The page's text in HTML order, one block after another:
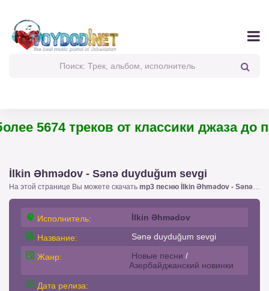
5674 треков от классики джаза до
İlkin Əhmədov - Sənə duyduğum sevgi
На этой странице Вы можете скачать mp3 песню İlkin Əhmədov - Sənə duyduğum sevgi
Исполнитель: İlkin Əhmədov
Название: Sənə duyduğum sevgi
Жанр: Новые песни /
Азербайджанский новинки
Дата релиза: